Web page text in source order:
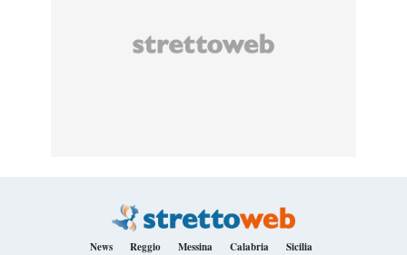
News Reggio Messina Calabria Sicilia